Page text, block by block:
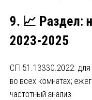
9. 📈 Раздел:
2023-2025
СП 51.13330.2022: для
во всех комнатах;
частотный анализ.